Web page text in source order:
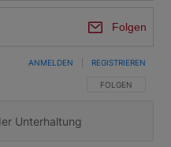
Folgen
FOLGE DIESER
FOLGEN
ANMELDEN REGISTRIEREN